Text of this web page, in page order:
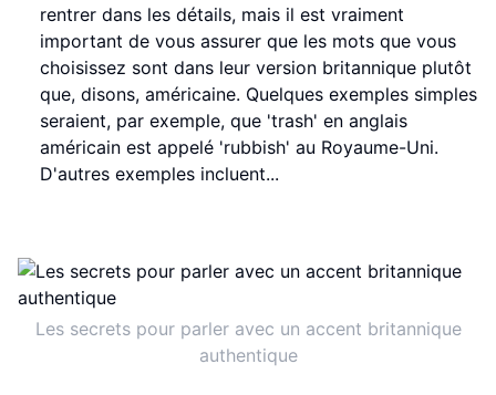
rentrer dans les détails, mais il est vraiment
important de vous assurer que les mots que vous
choisissez sont dans leur version britannique plutôt
que, disons, américaine. Quelques exemples simples
seraient, par exemple, que 'trash' en anglais
américain est appelé 'rubbish' au Royaume-Uni.
D'autres exemples incluent...
Les secrets pour parler avec un accent britannique
authentique